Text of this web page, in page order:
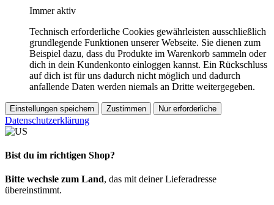
Immer aktiv
Technisch erforderliche Cookies gewährleisten ausschließlich
grundlegende Funktionen unserer Webseite. Sie dienen zum
Beispiel dazu, dass du Produkte im Warenkorb sammeln oder
dich in dein Kundenkonto einloggen kannst. Ein Rückschluss
auf dich ist für uns dadurch nicht möglich und dadurch
anfallende Daten werden niemals an Dritte weitergegeben.
Einstellungen speichern Zustimmen Nur erforderliche
Datenschutzerklärung
Bist du im richtigen Shop?
Bitte wechsle zum Land, das mit deiner Lieferadresse
übereinstimmt.